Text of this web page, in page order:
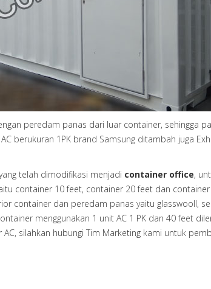
peredam panas dari luar container, sehingga
berukuran 1PK brand Samsung ditambah juga
telah dimodifikasi menjadi container office,
container 10 feet, container 20 feet dan
container dan peredam panas yaitu glasswooll,
menggunakan 1 unit AC 1 PK dan 40 feet
silahkan hubungi Tim Marketing kami untuk